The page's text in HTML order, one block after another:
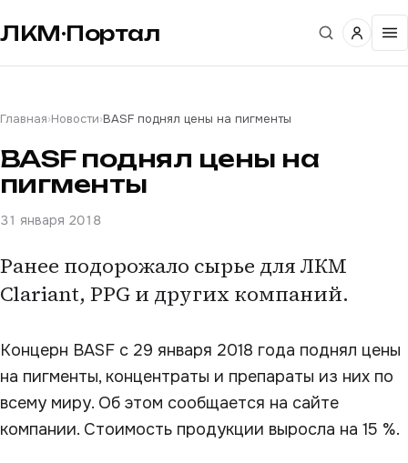
ЛКМ·Портал
Главная›Новости›BASF поднял цены на пигменты
BASF поднял цены на
пигменты
31 января 2018
Ранее подорожало сырье для ЛКМ
Clariant, PPG и других компаний.
Концерн BASF с 29 января 2018 года поднял цены
на пигменты, концентраты и препараты из них по
всему миру. Об этом сообщается на сайте
компании. Стоимость продукции выросла на 15 %.